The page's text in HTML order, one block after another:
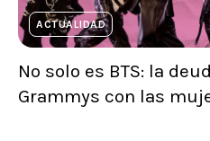
ACTUALIDAD
No solo es BTS: la
Grammys con las